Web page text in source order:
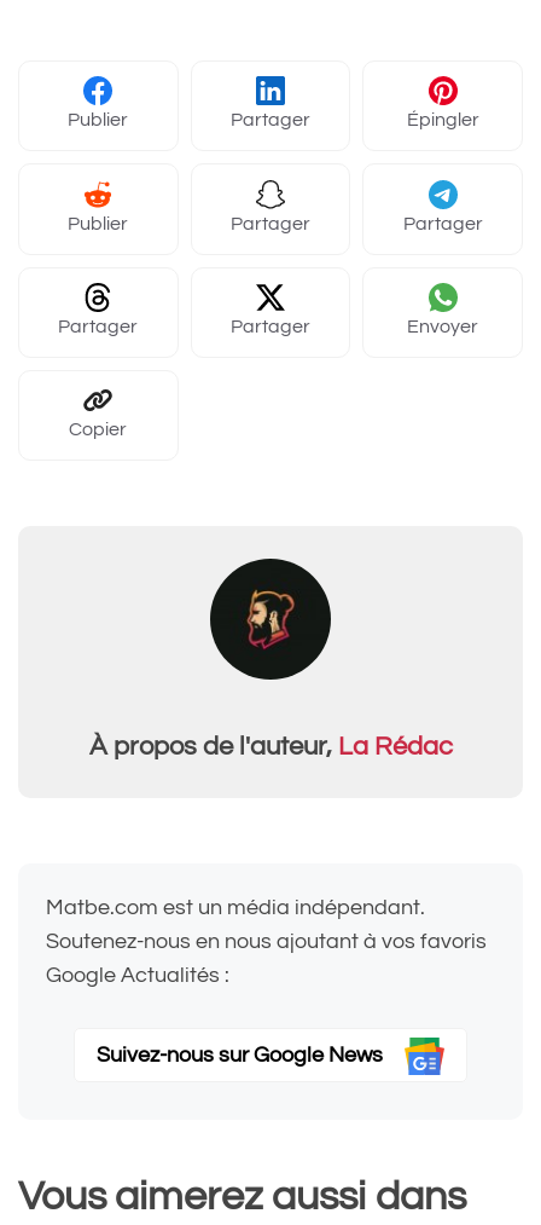
Publier Partager Épingler
Publier Partager Partager
Partager Partager Envoyer
Copier
À propos de l'auteur, La Rédac
Matbe.com est un média indépendant.
Soutenez-nous en nous ajoutant à vos favoris
Google Actualités :
Suivez-nous sur Google News
Vous aimerez aussi dans